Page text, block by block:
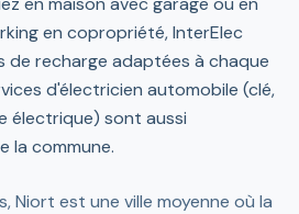
en copropriété, InterElec
de recharge adaptées à chaque
d'électricien automobile (clé,
électrique) sont aussi
la commune.
Niort est une ville moyenne où la